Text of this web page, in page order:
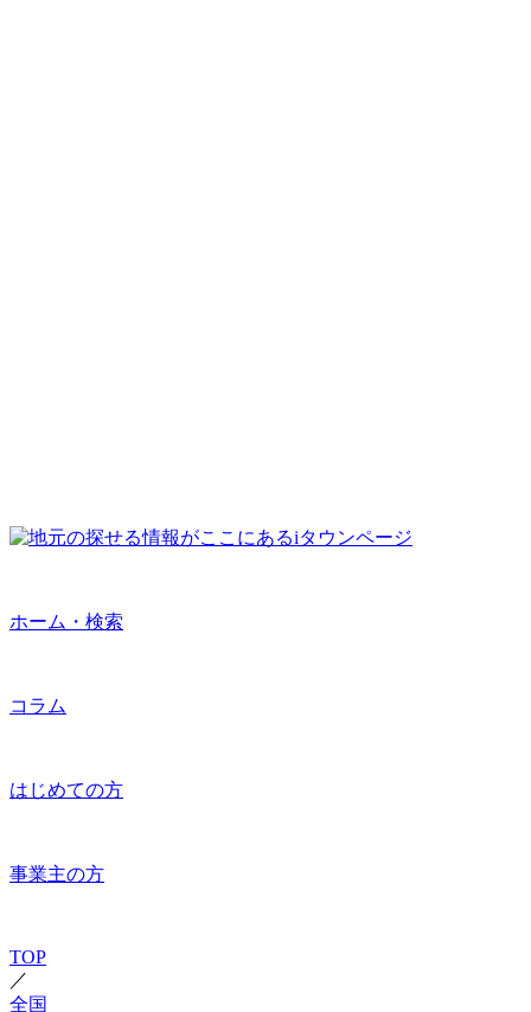
ホーム・検索
コラム
はじめての方
事業主の方
TOP
／
全国